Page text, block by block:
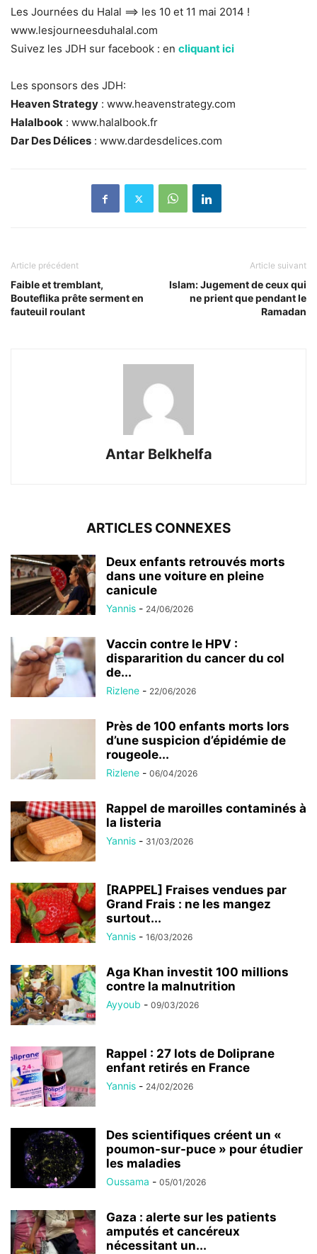
Les Journées du Halal ==> les 10 et 11 mai 2014 !
www.lesjourneesduhalal.com
Suivez les JDH sur facebook : en cliquant ici
Les sponsors des JDH:
Heaven Strategy : www.heavenstrategy.com
Halalbook : www.halalbook.fr
Dar Des Délices : www.dardesdelices.com
Article précédent
Faible et tremblant,
Bouteflika prête serment en
fauteuil roulant
Article suivant
Islam: Jugement de ceux qui
ne prient que pendant le
Ramadan
Antar Belkhelfa
ARTICLES CONNEXES
Deux enfants retrouvés morts
dans une voiture en pleine
canicule
Yannis - 24/06/2026
Vaccin contre le HPV :
dispararition du cancer du col
de...
Rizlene - 22/06/2026
Près de 100 enfants morts lors
d’une suspicion d’épidémie de
rougeole...
Rizlene - 06/04/2026
Rappel de maroilles contaminés à
la listeria
Yannis - 31/03/2026
[RAPPEL] Fraises vendues par
Grand Frais : ne les mangez
surtout...
Yannis - 16/03/2026
Aga Khan investit 100 millions
contre la malnutrition
Ayyoub - 09/03/2026
Rappel : 27 lots de Doliprane
enfant retirés en France
Yannis - 24/02/2026
Des scientifiques créent un «
poumon-sur-puce » pour étudier
les maladies
Oussama - 05/01/2026
Gaza : alerte sur les patients
amputés et cancéreux
nécessitant un...